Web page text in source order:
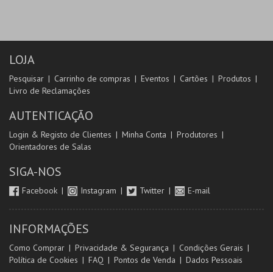
LOJA
Pesquisar Carrinho de compras Eventos Cartões
Produtos
Livro de Reclamações
AUTENTICAÇÃO
Login & Registo de Clientes Minha Conta
Produtores
Orientadores de Salas
SIGA-NOS
Facebook Instagram Twitter E-mail
INFORMAÇÕES
Como Comprar Privacidade & Segurança
Condições Gerais
Política de Cookies
FAQ Pontos de Venda Dados Pessoais